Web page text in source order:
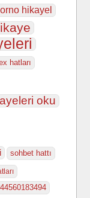
hikayel
hatları
oku
sohbet hattı